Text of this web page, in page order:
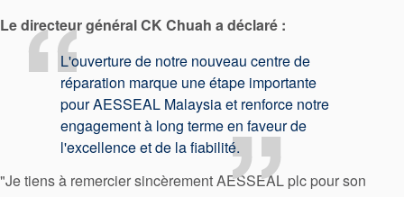
Le directeur général CK Chuah a déclaré :
L'ouverture de notre nouveau centre de
réparation marque une étape importante
pour AESSEAL Malaysia et renforce notre
engagement à long terme en faveur de
l'excellence et de la fiabilité.
"Je tiens à remercier sincèrement AESSEAL plc pour son